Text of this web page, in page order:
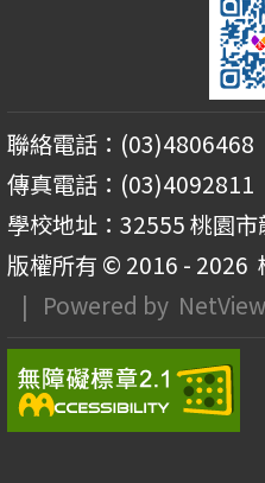
聯絡電話：(03)4806468
傳真電話：(03)4092811
學校地址：32555 桃園
版權所有 © 2016 - 2026
| Powered by NetView